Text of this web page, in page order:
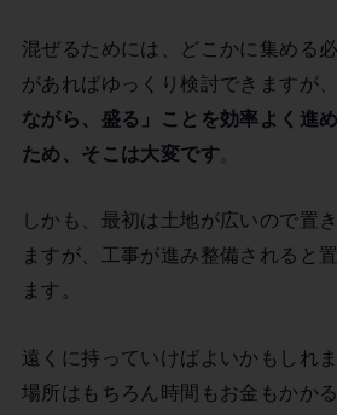
混ぜるためには、どこかに集める
があればゆっくり検討できますが、
ながら、盛る」ことを効率よく進
ため、そこは大変です。
しかも、最初は土地が広いので置
ますが、工事が進み整備されると
ます。
遠くに持っていけばよいかもしれ
場所はもちろん時間もお金もかかる